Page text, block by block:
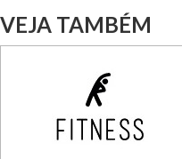
VEJA TAMBÉM